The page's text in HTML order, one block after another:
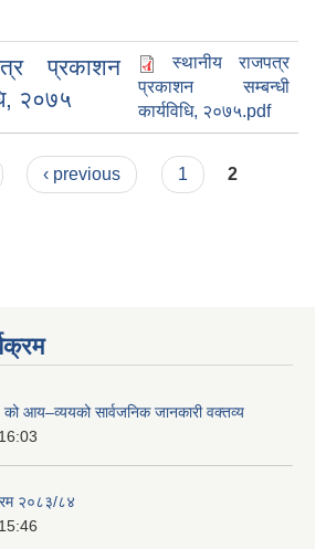
प्रकाशन
२०७५
स्थानीय राजपत्र
प्रकाशन सम्बन्धी
कार्यविधि, २०७५.pdf
‹ previous 1 2
आय–व्ययको सार्वजनिक जानकारी वक्तव्य
२०८३/८४